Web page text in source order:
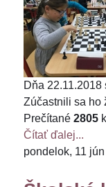
Dňa
Zúčastnili sa ho
Prečítané 2805
Čítať ďalej...
pondelok, 11